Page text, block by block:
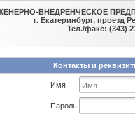
ВНЕДРЕНЧЕСКОЕ
г. Екатеринбург, проезд
Тел./факс: (343)
Контакты и
Имя
Пароль